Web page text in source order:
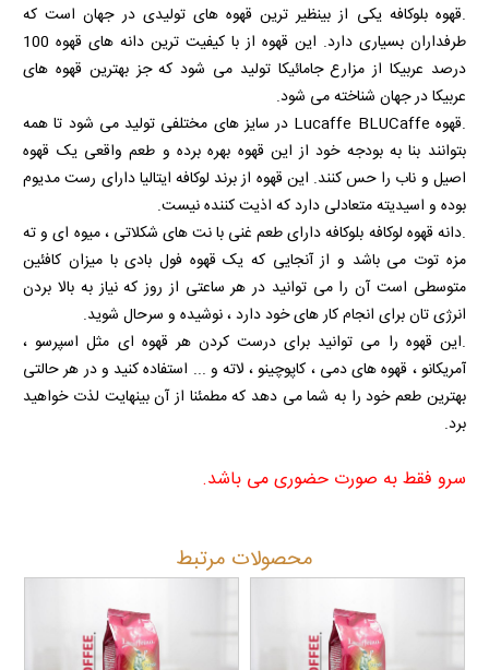
.قهوه بلوکافه یکی از بینظیر ترین قهوه های تولیدی در جهان است که
طرفداران بسیاری دارد. این قهوه از با کیفیت ترین دانه های قهوه 100
درصد عربیکا از مزارع جامائیکا تولید می شود که جز بهترین قهوه های
عربیکا در جهان شناخته می شود.
.قهوه Lucaffe BLUCaffe در سایز های مختلفی تولید می شود تا همه
بتوانند بنا به بودجه خود از این قهوه بهره برده و طعم واقعی یک قهوه
اصیل و ناب را حس کنند. این قهوه از برند لوکافه ایتالیا دارای رست مدیوم
بوده و اسیدیته متعادلی دارد که اذیت کننده نیست.
.دانه قهوه لوکافه بلوکافه دارای طعم غنی با نت های شکلاتی ، میوه ای و ته
مزه توت می باشد و از آنجایی که یک قهوه فول بادی با میزان کافئین
متوسطی است آن را می توانید در هر ساعتی از روز که نیاز به بالا بردن
انرژی تان برای انجام کار های خود دارد ، نوشیده و سرحال شوید.
.این قهوه را می توانید برای درست کردن هر قهوه ای مثل اسپرسو ،
آمریکانو ، قهوه های دمی ، کاپوچینو ، لاته و ... استفاده کنید و در هر حالتی
بهترین طعم خود را به شما می دهد که مطمئنا از آن بینهایت لذت خواهید
برد.
سرو فقط به صورت حضوری می باشد.
محصولات مرتبط